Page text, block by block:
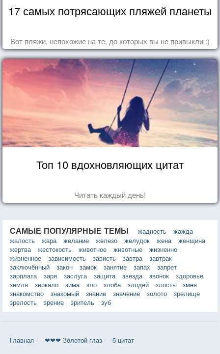
17 самых потрясающих пляжей планеты
Вот пляжи, непохожие на те, до которых вы не привыкли :)
Топ 10 вдохновляющих цитат
Читать каждый день!
САМЫЕ ПОПУЛЯРНЫЕ ТЕМЫ жадность
жажда
жалость
жара желание железо желудок жена
женщина
жертва
жестокость животное животные
жизненно
жизненное
зависимость зависть завтра
завтрак
заключённый
закон замок занятие запах
запрет
зарплата
заря заслуга защита звезда звонок
здоровье
земля
зеркало зима зло злоба злодей злость
змея
знакомство
знакомый знание значение золото
зрелище
зрелость
зрение зритель зуб
Главная ❤❤❤ Золотой глаз — 5 цитат